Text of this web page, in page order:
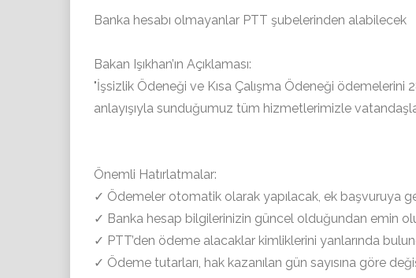
Banka hesabı olmayanlar PTT şubelerinden alabilecek
Bakan Işıkhan’ın Açıklaması:
"İşsizlik Ödeneği ve Kısa Çalışma Ödeneği
anlayışıyla sunduğumuz tüm hizmetlerimizle
Önemli Hatırlatmalar:
✓ Ödemeler otomatik olarak yapılacak, ek başvuruya
✓ Banka hesap bilgilerinizin güncel olduğundan emin
✓ PTT’den ödeme alacaklar kimliklerini yanlarında
✓ Ödeme tutarları, hak kazanılan gün sayısına göre